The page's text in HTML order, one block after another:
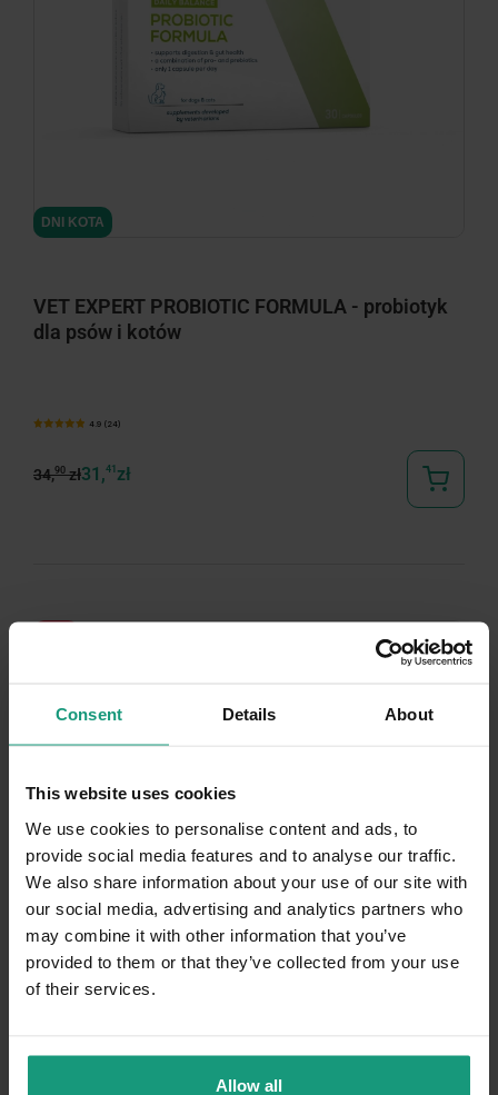
Consent Details About
This website uses cookies
We use cookies to personalise content and ads, to
provide social media features and to analyse our traffic.
We also share information about your use of our site with
our social media, advertising and analytics partners who
may combine it with other information that you’ve
provided to them or that they’ve collected from your use
of their services.
Allow all
DNI KOTA
VET EXPERT PROBIOTIC FORMULA - probiotyk
dla psów i kotów
4.9 (24)
34,90zł31,41 zł